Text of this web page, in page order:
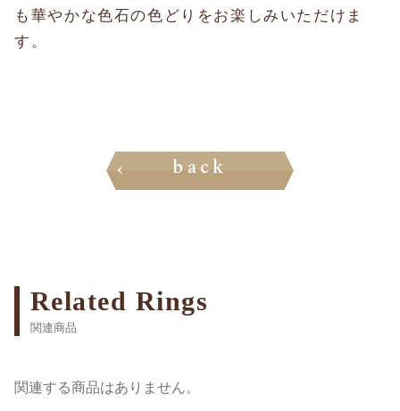
も華やかな色石の色どりをお楽しみいただけま
す。
back
Related Rings
関連商品
関連する商品はありません。